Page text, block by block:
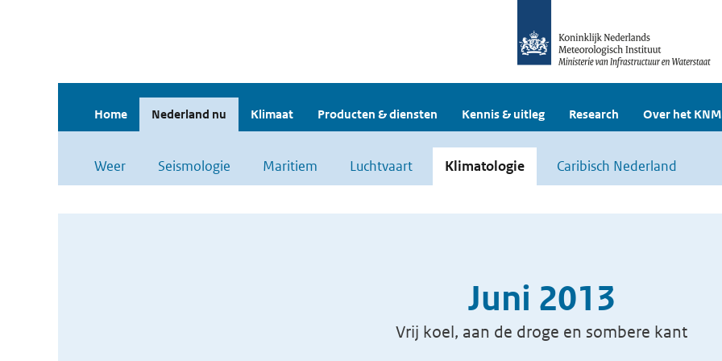
Home Nederland nu Klimaat Producten & diensten Kennis & uitleg Research Over het
Weer Seismologie Maritiem Luchtvaart Klimatologie Caribisch Nederland
Juni 2013
Vrij koel, aan de droge en sombere kant